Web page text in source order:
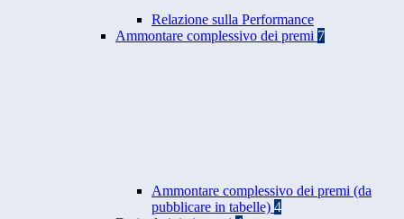
Relazione sulla Performance
Ammontare complessivo dei premi 7
Ammontare complessivo dei premi (da
pubblicare in tabelle) 4